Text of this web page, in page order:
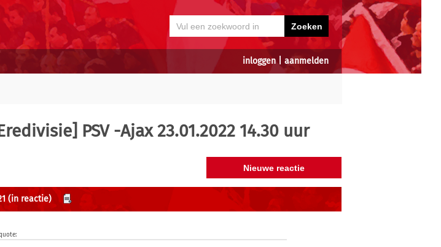
inloggen| aanmelden
PSV -Ajax 23.01.2022 14.30 uur
(in reactie)